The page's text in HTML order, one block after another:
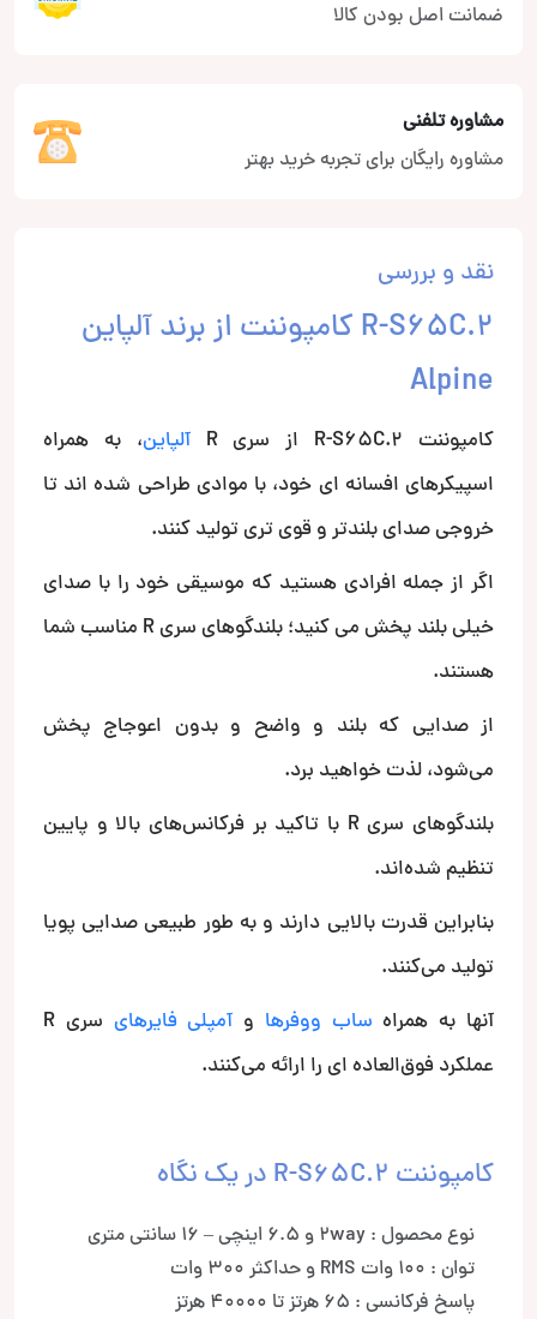
ضمانت اصل بودن کالا
مشاوره تلفنی
مشاوره رایگان برای تجربه خرید بهتر
نقد و بررسی
R-S65C.2 کامپوننت از برند آلپاین
Alpine
کامپوننت R-S65C.2 از سری R آلپاین، به همراه
اسپیکرهای افسانه ای خود، با موادی طراحی شده اند تا
خروجی صدای بلندتر و قوی تری تولید کنند.
اگر از جمله افرادی هستید که موسیقی خود را با صدای
خیلی بلند پخش می کنید؛ بلندگوهای سری R مناسب شما
هستند.
از صدایی که بلند و واضح و بدون اعوجاج پخش
می‌شود، لذت خواهید برد.
بلندگوهای سری R با تاکید بر فرکانس‌های بالا و پایین
تنظیم شده‌اند.
بنابراین قدرت بالایی دارند و به طور طبیعی صدایی پویا
تولید می‌کنند.
آنها به همراه ساب ووفرها و آمپلی فایرهای
سری R
عملکرد فوق‌العاده ای را ارائه می‌کنند.
کامپوننت R-S65C.2 در یک نگاه
نوع محصول : 2way و 6.5 اینچی – 16 سانتی متری
توان : 100 وات RMS و حداکثر 300 وات
پاسخ فرکانسی : 65 هرتز تا 40000 هرتز